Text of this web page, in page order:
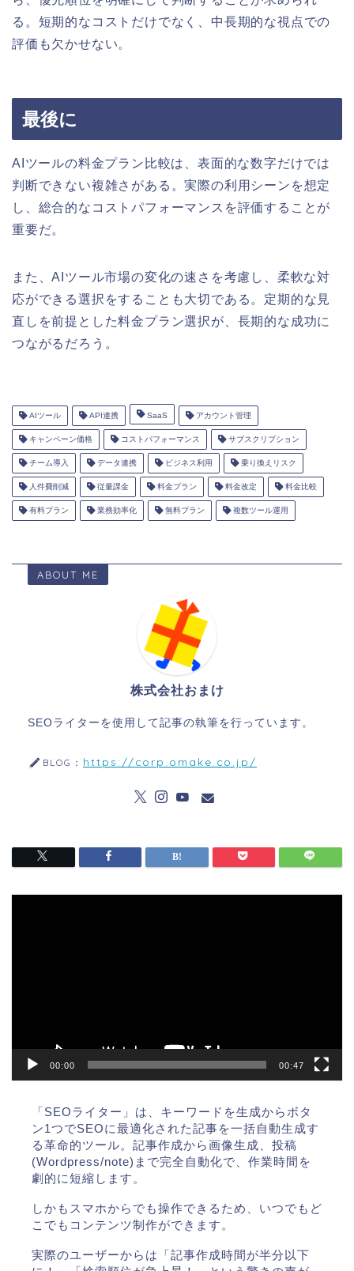
る。短期的なコストだけでなく、中長期的な視点での
評価も欠かせない。
最後に
AIツールの料金プラン比較は、表面的な数字だけでは
判断できない複雑さがある。実際の利用シーンを想定
し、総合的なコストパフォーマンスを評価することが
重要だ。
また、AIツール市場の変化の速さを考慮し、柔軟な対
応ができる選択をすることも大切である。定期的な見
直しを前提とした料金プラン選択が、長期的な成功に
つながるだろう。
AIツール API連携 SaaS アカウント管理
キャンペーン価格 コストパフォーマンス サブスクリプション
チーム導入 データ連携 ビジネス利用 乗り換えリスク
人件費削減 従量課金 料金プラン 料金改定 料金比較
有料プラン 業務効率化 無料プラン 複数ツール運用
ABOUT ME
株式会社おまけ
SEOライターを使用して記事の執筆を行っています。
BLOG： https://corp.omake.co.jp/
00:00 00:47
「SEOライター」は、キーワードを生成からボタ
ン1つでSEOに最適化された記事を一括自動生成す
る革命的ツール。記事作成から画像生成、投稿
(Wordpress/note)まで完全自動化で、作業時間を
劇的に短縮します。
しかもスマホからでも操作できるため、いつでもど
こでもコンテンツ制作ができます。
実際のユーザーからは「記事作成時間が半分以下